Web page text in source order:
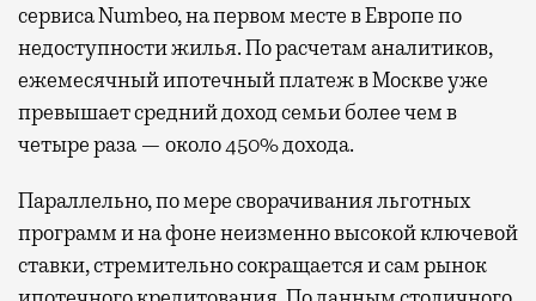
сервиса Numbeo, на первом месте в Европе по
недоступности жилья. По расчетам аналитиков,
ежемесячный ипотечный платеж в Москве уже
превышает средний доход семьи более чем в
четыре раза — около 450% дохода.
Параллельно, по мере сворачивания льготных
программ и на фоне неизменно высокой ключевой
ставки, стремительно сокращается и сам рынок